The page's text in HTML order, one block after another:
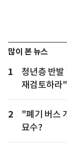
많이 본 뉴스
1
청년층 반
재검토하라
2
"폐기 버스
묘수?